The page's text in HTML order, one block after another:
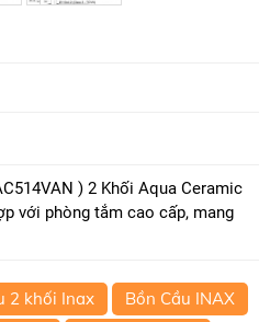
) 2 Khối Aqua Ceramic
với phòng tắm cao cấp, mang
2 khối Inax
Bồn Cầu INAX